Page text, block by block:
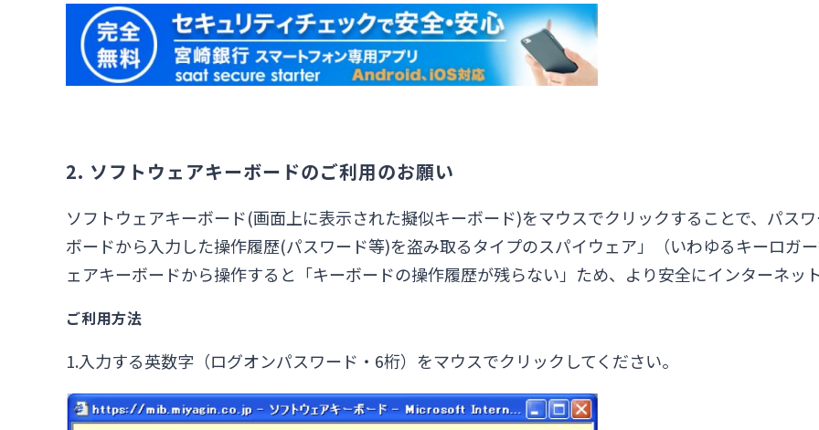
2. ソフトウェアキーボードのご利用のお願い
ソフトウェアキーボード(画面上に表示された擬似キーボード)をマウスでクリックすることで、パス
ボードから入力した操作履歴(パスワード等)を盗み取るタイプのスパイウェア」（いわゆるキーロガ
ェアキーボードから操作すると「キーボードの操作履歴が残らない」ため、より安全にインターネッ
ご利用方法
1.入力する英数字（ログオンパスワード・6桁）をマウスでクリックしてください。